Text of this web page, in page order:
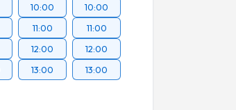
10:00
11:00
12:00
13:00
10:00
11:00
12:00
13:00